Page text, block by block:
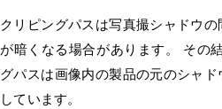
クリピングパスは写真撮シャドウ
が暗くなる場合があります。 その
グパスは画像内の製品の元のシャ
しています。